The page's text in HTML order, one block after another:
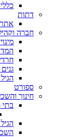
דתות
חברה
ספורט
חינוך